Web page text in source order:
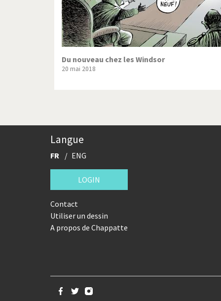
Du nouveau chez les Windsor
20 mai 2018
Langue
FR ENG
LOGIN
Contact
Utiliser un dessin
A propos de Chappatte